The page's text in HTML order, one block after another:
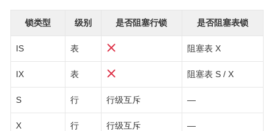
锁类型 级别 是否阻塞行锁 是否阻塞表锁
IS 表 阻塞表 X
IX 表 阻塞表 S / X
S 行 行级互斥 —
X 行 行级互斥 —